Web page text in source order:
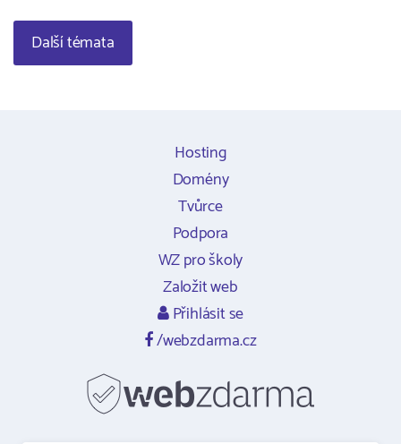
Další témata
Hosting
Domény
Tvůrce
Podpora
WZ pro školy
Založit web
Přihlásit se
/webzdarma.cz